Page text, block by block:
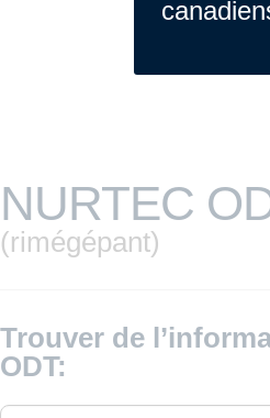
NURTEC
(rimégépant)
Trouver de
ODT: